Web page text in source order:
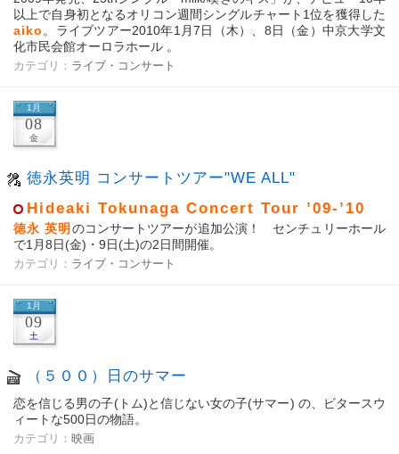
以上で自身初となるオリコン週間シングルチャート1位を獲得した
aiko 。ライブツアー2010年1月7日（木）、8日（金）中京大学文
化市民会館オーロラホール 。
カテゴリ： ライブ・コンサート
1月
08
金
徳永英明 コンサートツアー"WE ALL"
Hideaki Tokunaga Concert Tour ’09-’10
徳永 英明 のコンサートツアーが追加公演！ センチュリーホール
で1月8日(金)・9日(土)の2日間開催。
カテゴリ： ライブ・コンサート
1月
09
土
（５００）日のサマー
恋を信じる男の子(トム)と信じない女の子(サマー) の、ビタースウ
ィートな500日の物語。
カテゴリ： 映画